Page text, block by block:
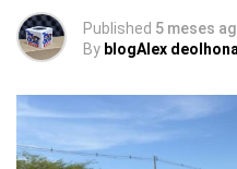
Published 5 meses
By blogAlex